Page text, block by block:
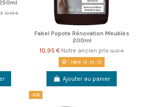
12,15 €
Fabel Popote Rénovation Meubles
200ml
10,95 € Notre ancien prix 12,17 €
146d. 14:14:13
Ajouter au panier
-10%